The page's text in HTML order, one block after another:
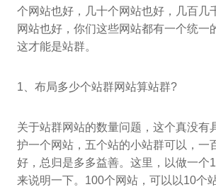
个网站也好，几十个网站也好，几百几
网站也好，你们这些网站都有一个统一
这才能是站群。
1、布局多少个站群网站算站群?
关于站群网站的数量问题，这个真没有
护一个网站，五个站的小站群可以，一
好，总归是多多益善。这里，以做一个
来说明一下。100个网站，可以以10个